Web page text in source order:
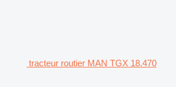
tracteur routier MAN TGX 18.470